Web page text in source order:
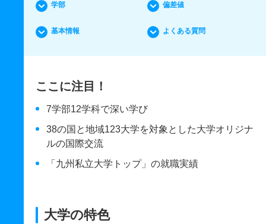
学部 偏差値
基本情報 よくある質問
ここに注目！
7学部12学科で深い学び
38の国と地域123大学を対象とした大学オリジナ
ルの国際交流
「九州私立大学トップ」の就職実績
大学の特色